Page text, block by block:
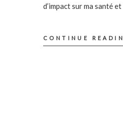
d’impact sur ma santé
CONTINUE